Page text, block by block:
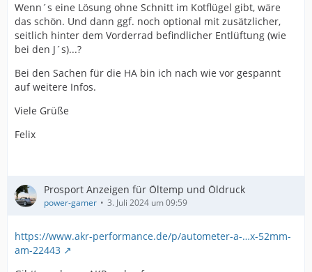
Wenn´s eine Lösung ohne Schnitt im Kotflügel gibt, wäre
das schön. Und dann ggf. noch optional mit zusätzlicher,
seitlich hinter dem Vorderrad befindlicher Entlüftung (wie
bei den J´s)...?
Bei den Sachen für die HA bin ich nach wie vor gespannt
auf weitere Infos.
Viele Grüße
Felix
Prosport Anzeigen für Öltemp und Öldruck
power-gamer 3. Juli 2024 um 09:59
https://www.akr-performance.de/p/autometer-a-…x-52mm-
am-22443